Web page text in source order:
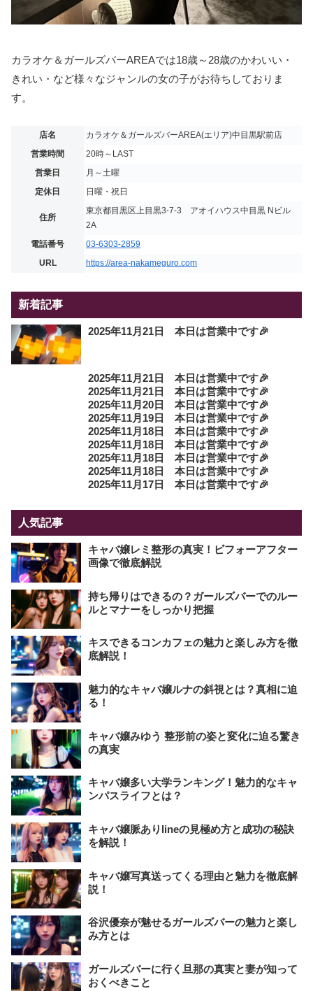
カラオケ＆ガールズバーAREAでは18歳～28歳のかわいい・
きれい・など様々なジャンルの女の子がお待ちしておりま
す。
店名
カラオケ＆ガールズバーAREA(エリア)中目黒駅前店
営業時間
20時～LAST
営業日
月～土曜
定休日
日曜・祝日
住所
東京都目黒区上目黒3-7-3 アオイハウス中目黒 Nビル
2A
電話番号
03-6303-2859
URL
https://area-nakameguro.com
新着記事
2025年11月21日 本日は営業中です🎉
2025年11月21日 本日は営業中です🎉
2025年11月21日 本日は営業中です🎉
2025年11月20日 本日は営業中です🎉
2025年11月19日 本日は営業中です🎉
2025年11月18日 本日は営業中です🎉
2025年11月18日 本日は営業中です🎉
2025年11月18日 本日は営業中です🎉
2025年11月18日 本日は営業中です🎉
2025年11月17日 本日は営業中です🎉
人気記事
キャバ嬢レミ整形の真実！ビフォーアフター
画像で徹底解説
持ち帰りはできるの？ガールズバーでのルー
ルとマナーをしっかり把握
キスできるコンカフェの魅力と楽しみ方を徹
底解説！
魅力的なキャバ嬢ルナの斜視とは？真相に迫
る！
キャバ嬢みゆう 整形前の姿と変化に迫る驚き
の真実
キャバ嬢多い大学ランキング！魅力的なキャ
ンパスライフとは？
キャバ嬢脈ありlineの見極め方と成功の秘訣
を解説！
キャバ嬢写真送ってくる理由と魅力を徹底解
説！
谷沢優奈が魅せるガールズバーの魅力と楽し
み方とは
ガールズバーに行く旦那の真実と妻が知って
おくべきこと